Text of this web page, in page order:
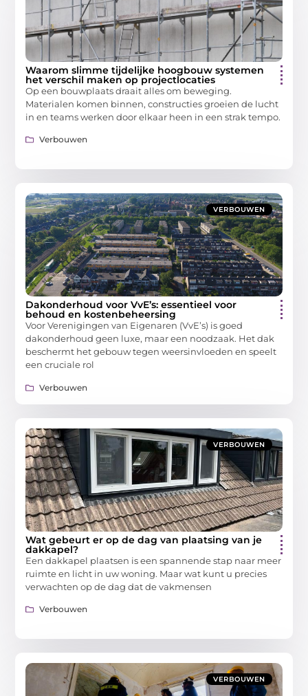
Waarom slimme tijdelijke hoogbouw systemen
het verschil maken op projectlocaties
Op een bouwplaats draait alles om beweging.
Materialen komen binnen, constructies groeien de lucht
in en teams werken door elkaar heen in een strak tempo.
Verbouwen
VERBOUWEN
Dakonderhoud voor VvE’s: essentieel voor
behoud en kostenbeheersing
Voor Verenigingen van Eigenaren (VvE’s) is goed
dakonderhoud geen luxe, maar een noodzaak. Het dak
beschermt het gebouw tegen weersinvloeden en speelt
een cruciale rol
Verbouwen
VERBOUWEN
Wat gebeurt er op de dag van plaatsing van je
dakkapel?
Een dakkapel plaatsen is een spannende stap naar meer
ruimte en licht in uw woning. Maar wat kunt u precies
verwachten op de dag dat de vakmensen
Verbouwen
VERBOUWEN